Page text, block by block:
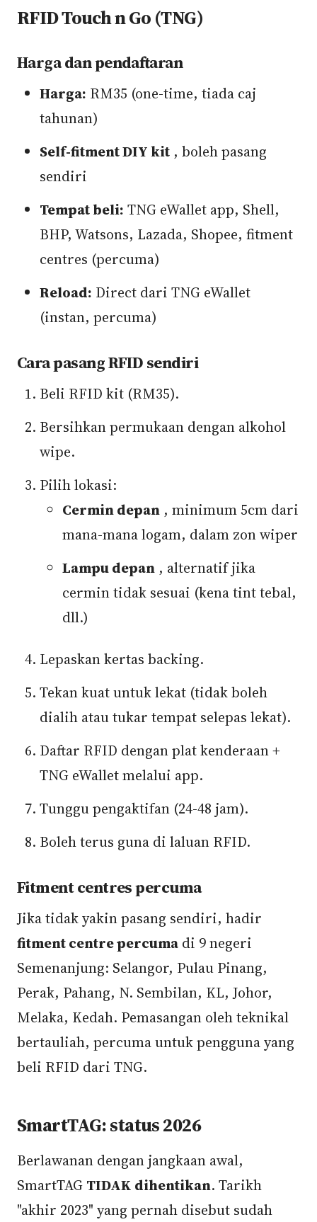
RFID Touch n Go (TNG)
Harga dan pendaftaran
Harga: RM35 (one-time, tiada caj
tahunan)
Self-fitment DIY kit , boleh pasang
sendiri
Tempat beli: TNG eWallet app, Shell,
BHP, Watsons, Lazada, Shopee, fitment
centres (percuma)
Reload: Direct dari TNG eWallet
(instan, percuma)
Cara pasang RFID sendiri
Beli RFID kit (RM35).
Bersihkan permukaan dengan alkohol
wipe.
Pilih lokasi:
Cermin depan , minimum 5cm dari
mana-mana logam, dalam zon wiper
Lampu depan , alternatif jika
cermin tidak sesuai (kena tint tebal,
dll.)
Lepaskan kertas backing.
Tekan kuat untuk lekat (tidak boleh
dialih atau tukar tempat selepas lekat).
Daftar RFID dengan plat kenderaan +
TNG eWallet melalui app.
Tunggu pengaktifan (24-48 jam).
Boleh terus guna di laluan RFID.
Fitment centres percuma
Jika tidak yakin pasang sendiri, hadir
fitment centre percuma di 9 negeri
Semenanjung: Selangor, Pulau Pinang,
Perak, Pahang, N. Sembilan, KL, Johor,
Melaka, Kedah. Pemasangan oleh teknikal
bertauliah, percuma untuk pengguna yang
beli RFID dari TNG.
SmartTAG: status 2026
Berlawanan dengan jangkaan awal,
SmartTAG TIDAK dihentikan. Tarikh
"akhir 2023" yang pernah disebut sudah